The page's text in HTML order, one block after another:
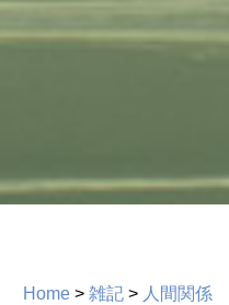
Home > 雑記 > 人間関係